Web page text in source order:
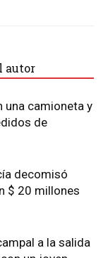
autor
una camioneta y
de
decomisó
$ 20 millones
a la salida